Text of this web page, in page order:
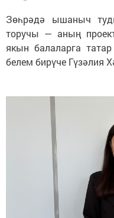
Зөһрәдә ышаныч
торучы — аның
якын балаларга
белем бирүче Гүзәлия